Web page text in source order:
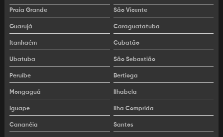
Praia Grande São Vicente
Guarujá Caraguatatuba
Itanhaém Cubatão
Ubatuba São Sebastião
Peruíbe Bertioga
Mongaguá Ilhabela
Iguape Ilha Comprida
Cananéia Santos